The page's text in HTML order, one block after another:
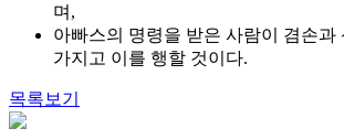
며,
아빠스의 명령을 받은 사람이 겸손과
가지고 이를 행할 것이다.
목록보기